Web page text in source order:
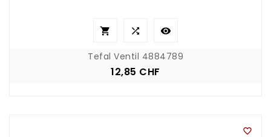
  
Tefal Ventil 4884789
Preis
12,85 CHF
